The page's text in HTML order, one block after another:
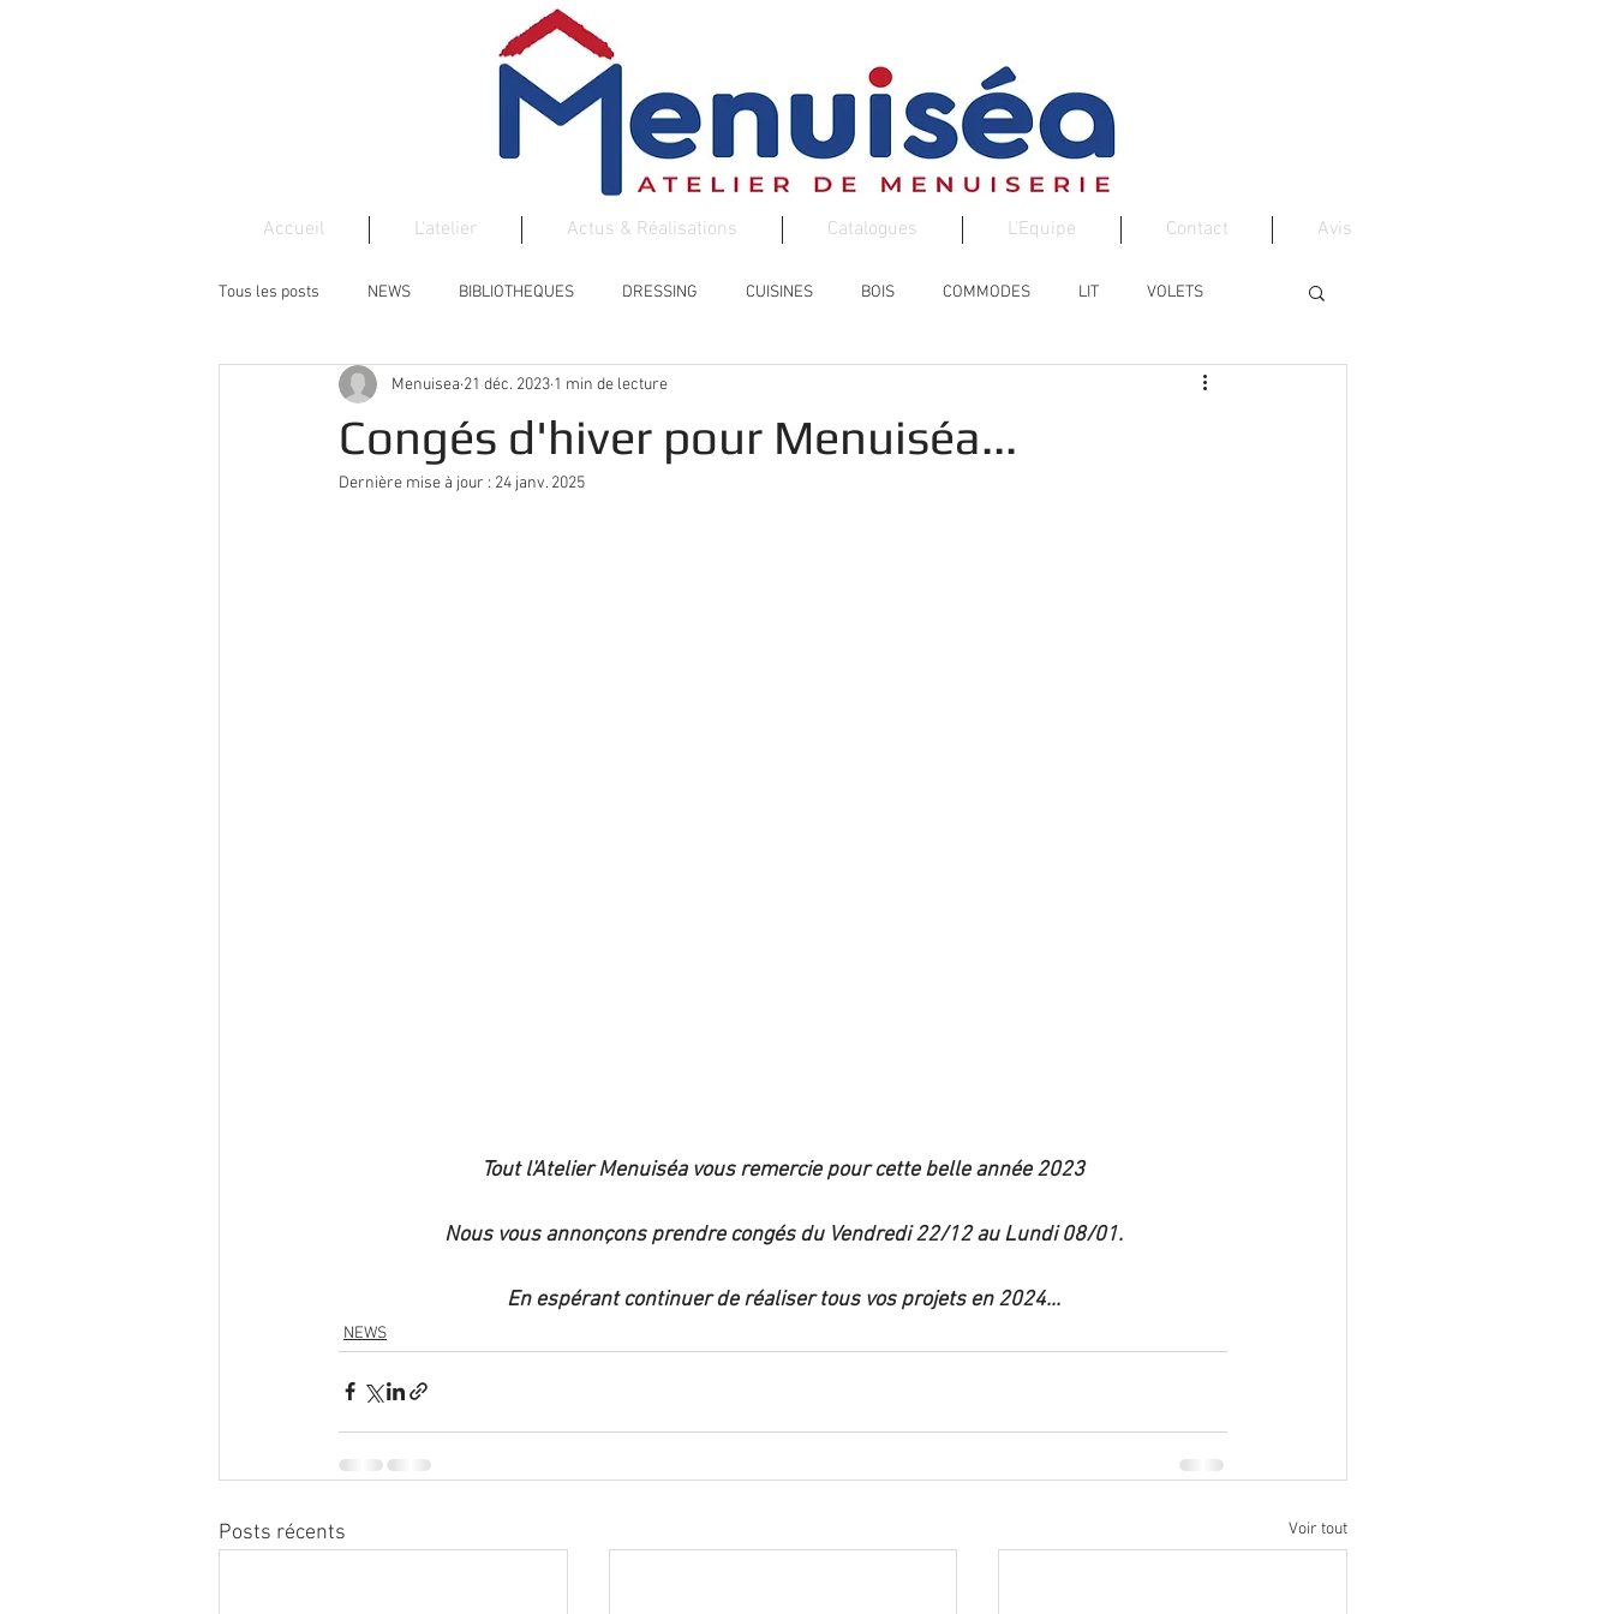
Accueil L'atelier Actus & Réalisations Catalogues L'Equipe Contact Avis
Tous les posts NEWS BIBLIOTHEQUES DRESSING CUISINES BOIS COMMODES LIT VOLETS
PORTAIL BOIS ESCALIER
Congés d'hiver pour Menuiséa...
Menuisea 21 déc. 2023 1 min de lecture
Dernière mise à jour : 24 janv. 2025
Tout l'Atelier Menuiséa vous remercie pour cette belle année 2023
Nous vous annonçons prendre congés du Vendredi 22/12 au Lundi 08/01.
En espérant continuer de réaliser tous vos projets en 2024...
NEWS
Posts récents Voir tout